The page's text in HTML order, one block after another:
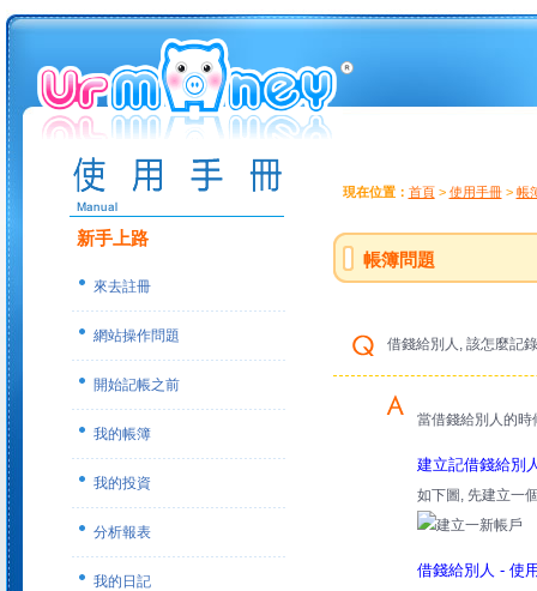
新手上路
來去註冊
網站操作問題
開始記帳之前
我的帳簿
我的投資
分析報表
我的日記
現在位置： 首頁> 使用手冊> 帳
帳簿問題
借錢給別人, 該怎麼記
當借錢給別人的時
建立記借錢給別
如下圖, 先建立一
借錢給別人 - 使